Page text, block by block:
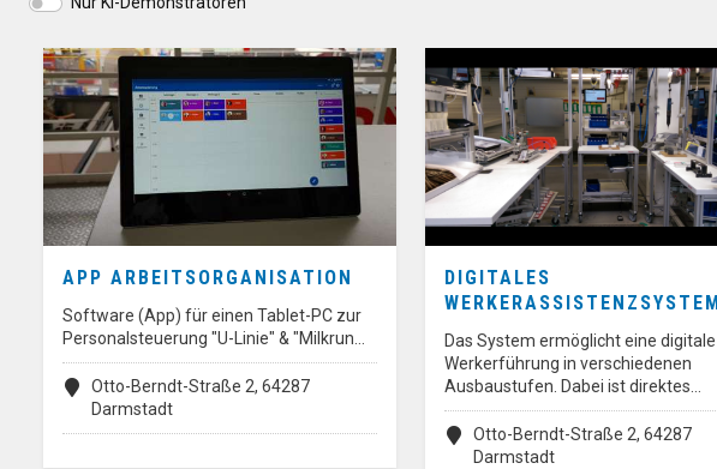
APP ARBEITSORGANISATION
Software (App) für einen Tablet-PC zur
Personalsteuerung "U-Linie" & "Milkrun…
Otto-Berndt-Straße 2, 64287
Darmstadt
DIGITALES
WERKERASSISTENZSYSTEM
Das System ermöglicht eine digitale
Werkerführung in verschiedenen
Ausbaustufen. Dabei ist direktes…
Otto-Berndt-Straße 2, 64287
Darmstadt